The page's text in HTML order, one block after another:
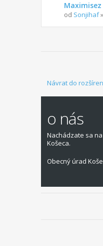
Maximisez
od Sonjihaf
Návrat do
o nás
Nachádzate sa
Košeca.
Obecný úrad